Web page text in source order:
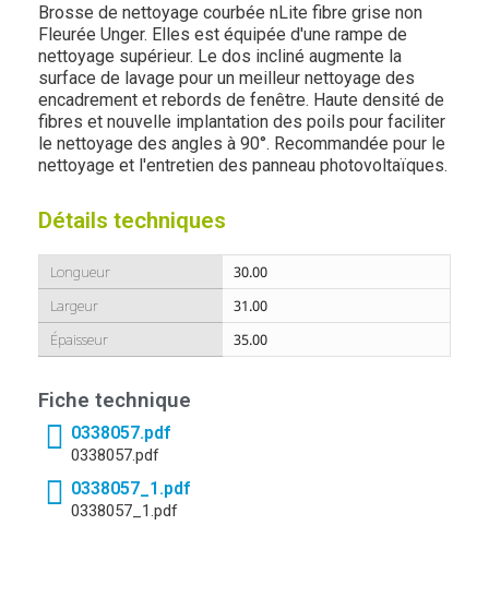
Brosse de nettoyage courbée nLite fibre grise non
Fleurée Unger. Elles est équipée d'une rampe de
nettoyage supérieur. Le dos incliné augmente la
surface de lavage pour un meilleur nettoyage des
encadrement et rebords de fenêtre. Haute densité de
fibres et nouvelle implantation des poils pour faciliter
le nettoyage des angles à 90°. Recommandée pour le
nettoyage et l'entretien des panneau photovoltaïques.
Détails techniques
Longueur
30.00
Largeur
31.00
Épaisseur
35.00
Fiche technique
0338057.pdf
0338057.pdf
0338057_1.pdf
0338057_1.pdf